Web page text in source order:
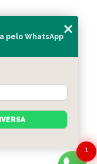
1
pelo WhatsApp